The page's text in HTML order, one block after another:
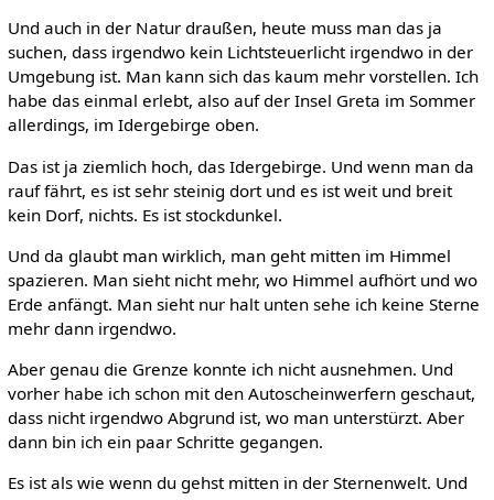
Und auch in der Natur draußen, heute muss man das ja
suchen, dass irgendwo kein Lichtsteuerlicht irgendwo in der
Umgebung ist. Man kann sich das kaum mehr vorstellen. Ich
habe das einmal erlebt, also auf der Insel Greta im Sommer
allerdings, im Idergebirge oben.
Das ist ja ziemlich hoch, das Idergebirge. Und wenn man da
rauf fährt, es ist sehr steinig dort und es ist weit und breit
kein Dorf, nichts. Es ist stockdunkel.
Und da glaubt man wirklich, man geht mitten im Himmel
spazieren. Man sieht nicht mehr, wo Himmel aufhört und wo
Erde anfängt. Man sieht nur halt unten sehe ich keine Sterne
mehr dann irgendwo.
Aber genau die Grenze konnte ich nicht ausnehmen. Und
vorher habe ich schon mit den Autoscheinwerfern geschaut,
dass nicht irgendwo Abgrund ist, wo man unterstürzt. Aber
dann bin ich ein paar Schritte gegangen.
Es ist als wie wenn du gehst mitten in der Sternenwelt. Und